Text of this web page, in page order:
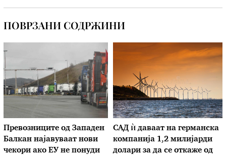
ПОВРЗАНИ СОДРЖИНИ
Превозниците од Западен
Балкан најавуваат нови
чекори ако ЕУ не понуди
САД ѝ даваат на германска
компанија 1,2 милијарди
долари за да се откаже од